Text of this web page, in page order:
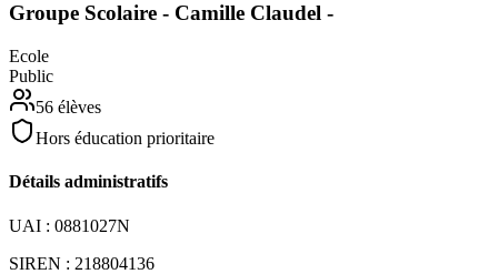
Groupe Scolaire - Camille Claudel -
Ecole
Public
56 élèves
Hors éducation prioritaire
Détails administratifs
UAI : 0881027N
SIREN : 218804136